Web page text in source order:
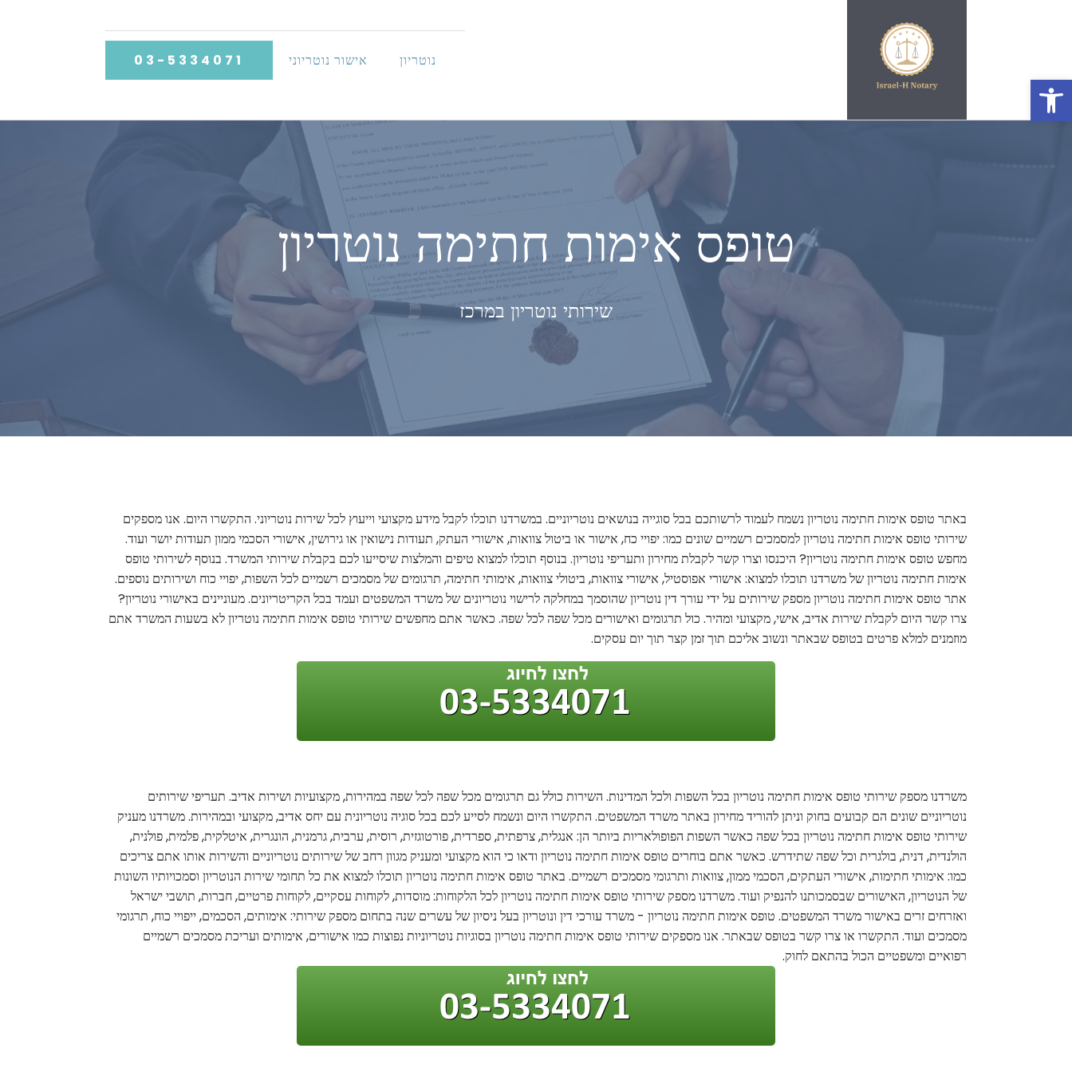
פתח סרגל נגישות
נוטריון אישור נוטריוני 03-5334071
טופס אימות חתימה נוטריון
שירותי נוטריון במרכז
באתר טופס אימות חתימה נוטריון נשמח לעמוד לרשותכם בכל סוגייה בנושאים נוטריוניים. במשרדנו תוכלו לקבל מידע מקצועי וייעוץ לכל שירות נוטריוני. התקשרו היום. אנו מספקים
שירותי טופס אימות חתימה נוטריון למסמכים רשמיים שונים כמו: יפויי כח, אישור או ביטול צוואות, אישורי העתק, תעודות נישואין או גירושין, אישורי הסכמי ממון תעודות יושר ועוד.
מחפש טופס אימות חתימה נוטריון? היכנסו וצרו קשר לקבלת מחירון ותעריפי נוטריון. בנוסף תוכלו למצוא טיפים והמלצות שיסייעו לכם בקבלת שירותי המשרד. בנוסף לשירותי טופס
אימות חתימה נוטריון של משרדנו תוכלו למצוא: אישורי אפוסטיל, אישורי צוואות, ביטולי צוואות, אימותי חתימה, תרגומים של מסמכים רשמיים לכל השפות, יפויי כוח ושירותים נוספים.
אתר טופס אימות חתימה נוטריון מספק שירותים על ידי עורך דין נוטריון שהוסמך במחלקה לרישוי נוטריונים של משרד המשפטים ועמד בכל הקריטריונים. מעוניינים באישורי נוטריון?
צרו קשר היום לקבלת שירות אדיב, אישי, מקצועי ומהיר. כול תרגומים ואישורים מכל שפה לכל שפה. כאשר אתם מחפשים שירותי טופס אימות חתימה נוטריון לא בשעות המשרד אתם
מוזמנים למלא פרטים בטופס שבאתר ונשוב אליכם תוך זמן קצר תוך יום עסקים.
משרדנו מספק שירותי טופס אימות חתימה נוטריון בכל השפות ולכל המדינות. השירות כולל גם תרגומים מכל שפה לכל שפה במהירות, מקצועיות ושירות אדיב. תעריפי שירותים
נוטריוניים שונים הם קבועים בחוק וניתן להוריד מחירון באתר משרד המשפטים. התקשרו היום ונשמח לסייע לכם בכל סוגיה נוטריונית עם יחס אדיב, מקצועי ובמהירות. משרדנו מעניק
שירותי טופס אימות חתימה נוטריון בכל שפה כאשר השפות הפופולאריות ביותר הן: אנגלית, צרפתית, ספרדית, פורטוגזית, רוסית, ערבית, גרמנית, הונגרית, איטלקית, פלמית, פולנית,
הולנדית, דנית, בולגרית וכל שפה שתידרש. כאשר אתם בוחרים טופס אימות חתימה נוטריון ודאו כי הוא מקצועי ומעניק מגוון רחב של שירותים נוטריוניים והשירות אותו אתם צריכים
כמו: אימותי חתימות, אישורי העתקים, הסכמי ממון, צוואות ותרגומי מסמכים רשמיים. באתר טופס אימות חתימה נוטריון תוכלו למצוא את כל תחומי שירות הנוטריון וסמכויותיו השונות
של הנוטריון, האישורים שבסמכותנו להנפיק ועוד. משרדנו מספק שירותי טופס אימות חתימה נוטריון לכל הלקוחות: מוסדות, לקוחות עסקיים, לקוחות פרטיים, חברות, תושבי ישראל
ואזרחים זרים באישור משרד המשפטים. טופס אימות חתימה נוטריון - משרד עורכי דין ונוטריון בעל ניסיון של עשרים שנה בתחום מספק שירותי: אימותים, הסכמים, ייפויי כוח, תרגומי
מסמכים ועוד. התקשרו או צרו קשר בטופס שבאתר. אנו מספקים שירותי טופס אימות חתימה נוטריון בסוגיות נוטריוניות נפוצות כמו אישורים, אימותים ועריכת מסמכים רשמיים
רפואיים ומשפטיים הכול בהתאם לחוק.